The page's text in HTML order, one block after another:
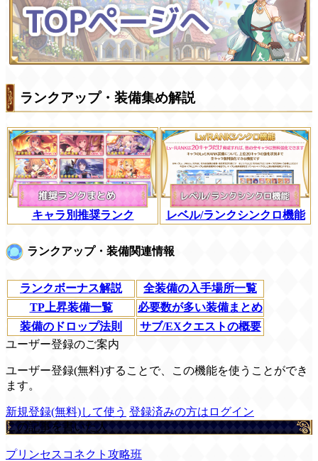
ランクアップ・装備集め解説
キャラ別推奨ランク レベル/ランクシンクロ機能
ランクアップ・装備関連情報
ランクボーナス解説
全装備の入手場所一覧
TP上昇装備一覧
必要数が多い装備まとめ
装備のドロップ法則
サブ/EXクエストの概要
ユーザー登録のご案内
ユーザー登録(無料)することで、この機能を使うことができ
ます。
新規登録(無料)して使う 登録済みの方はログイン
この記事を書いた人
プリンセスコネクト攻略班